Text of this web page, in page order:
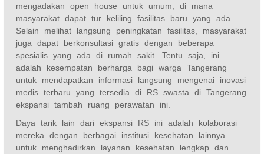
mengadakan open house untuk umum, di mana
masyarakat dapat tur keliling fasilitas baru yang ada.
Selain melihat langsung peningkatan fasilitas, masyarakat
juga dapat berkonsultasi gratis dengan beberapa
spesialis yang ada di rumah sakit. Tentu saja, ini
adalah kesempatan berharga bagi warga Tangerang
untuk mendapatkan informasi langsung mengenai inovasi
medis terbaru yang tersedia di RS swasta di Tangerang
ekspansi tambah ruang perawatan ini.
Daya tarik lain dari ekspansi RS ini adalah kolaborasi
mereka dengan berbagai institusi kesehatan lainnya
untuk menghadirkan layanan kesehatan lengkap dan